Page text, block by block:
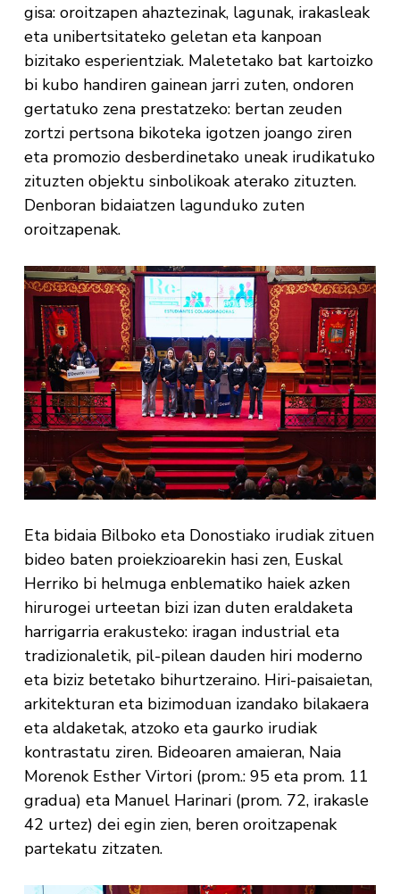
gisa: oroitzapen ahaztezinak, lagunak, irakasleak
eta unibertsitateko geletan eta kanpoan
bizitako esperientziak. Maletetako bat kartoizko
bi kubo handiren gainean jarri zuten, ondoren
gertatuko zena prestatzeko: bertan zeuden
zortzi pertsona bikoteka igotzen joango ziren
eta promozio desberdinetako uneak irudikatuko
zituzten objektu sinbolikoak aterako zituzten.
Denboran bidaiatzen lagunduko zuten
oroitzapenak.
Eta bidaia Bilboko eta Donostiako irudiak zituen
bideo baten proiekzioarekin hasi zen, Euskal
Herriko bi helmuga enblematiko haiek azken
hirurogei urteetan bizi izan duten eraldaketa
harrigarria erakusteko: iragan industrial eta
tradizionaletik, pil-pilean dauden hiri moderno
eta biziz betetako bihurtzeraino. Hiri-paisaietan,
arkitekturan eta bizimoduan izandako bilakaera
eta aldaketak, atzoko eta gaurko irudiak
kontrastatu ziren. Bideoaren amaieran, Naia
Morenok Esther Virtori (prom.: 95 eta prom. 11
gradua) eta Manuel Harinari (prom. 72, irakasle
42 urtez) dei egin zien, beren oroitzapenak
partekatu zitzaten.